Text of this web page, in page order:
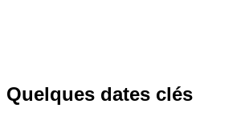
Quelques dates clés